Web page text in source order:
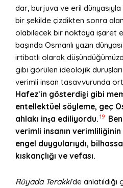
dar, burjuva ve eril dünyasıyla
bir şekilde çizdikten sonra
olabilecek bir noktaya işaret
başında Osmanlı yazın
irtibatlı olarak
gibi görülen ideolojik
verimli insan tasavvurunda
Hafez’in gösterdiği gibi
entellektüel söyleme, geç
ahlakı inşa ediliyordu. 19
verimli insanın verimliliğinin
engel duygularıydı,
kıskançlığı ve vefası.
Rüyada Terakki’de